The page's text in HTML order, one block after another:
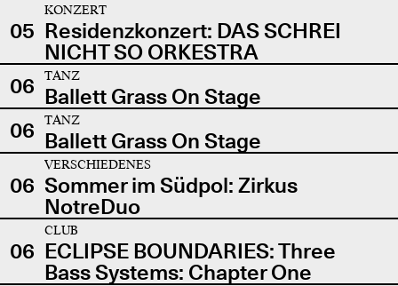
05
KONZERT
Residenzkonzert: DAS SCHREI
NICHT SO ORKESTRA
06
TANZ
Ballett Grass On Stage
06
TANZ
Ballett Grass On Stage
06
VERSCHIEDENES
Sommer im Südpol: Zirkus
NotreDuo
06
CLUB
ECLIPSE BOUNDARIES: Three
Bass Systems: Chapter One